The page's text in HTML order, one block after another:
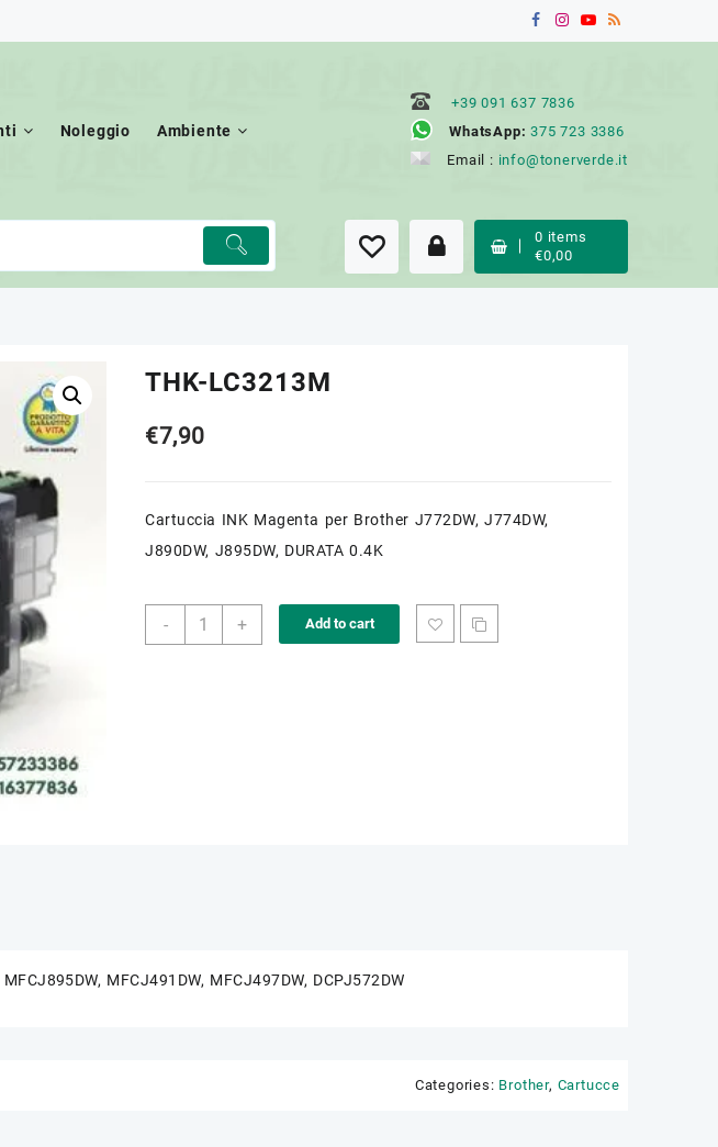
Noleggio Ambiente
+39 091 637 7836
WhatsApp: 375 723 3386
Email : info@tonerverde.it
0 items
€0,00
THK-LC3213M
€7,90
Cartuccia INK Magenta per Brother J772DW, J774DW,
J890DW, J895DW, DURATA 0.4K
-
THK-
+ Add to cart
MFCJ491DW, MFCJ497DW, DCPJ572DW
Categories: Brother, Cartucce